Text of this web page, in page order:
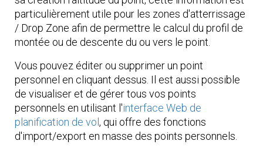
particulièrement utile pour les zones d'atterrissage
/ Drop Zone afin de permettre le calcul du profil de
montée ou de descente du ou vers le point.
Vous pouvez éditer ou supprimer un point
personnel en cliquant dessus. Il est aussi possible
de visualiser et de gérer tous vos points
personnels en utilisant l'interface Web de
planification de vol , qui offre des fonctions
d'import/export en masse des points personnels.